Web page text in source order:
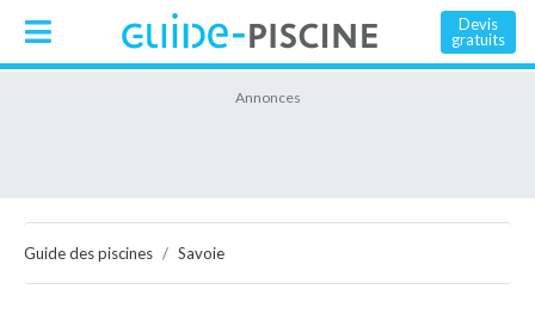
Devis
gratuits
Guide des piscines Savoie